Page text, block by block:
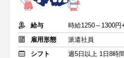
給与
時給1250～1300円
雇用形態
派遣社員
シフト
週5日以上 1日8時